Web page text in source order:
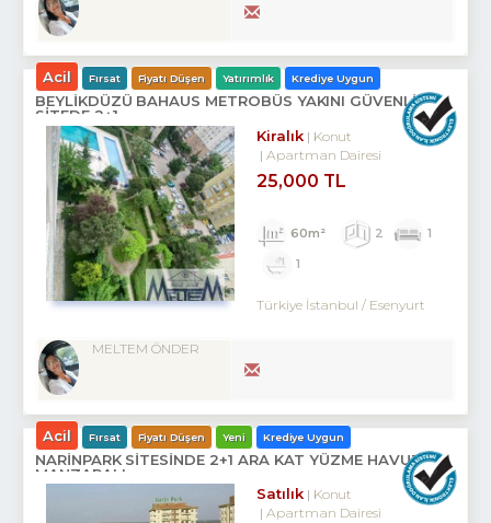
Acil Fırsat Fiyatı Düşen Yatırımlık Krediye Uygun
BEYLİKDÜZÜ BAHAUS METROBÜS YAKINI GÜVENLİKLİ
SİTEDE 2+1
Kiralık
Konut
Apartman Dairesi
25,000 TL
60m² 2
1
1
Türkiye İstanbul / Esenyurt
MELTEM ÖNDER
Acil Fırsat Fiyatı Düşen Yeni Krediye Uygun
NARİNPARK SİTESİNDE 2+1 ARA KAT YÜZME HAVUZ
MANZARALI
Satılık
Konut
Apartman Dairesi